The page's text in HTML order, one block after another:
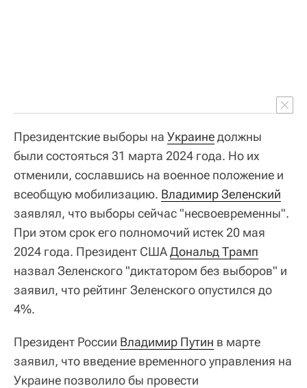
Президентские выборы на Украинедолжны
были состояться 31 марта 2024 года. Но их
отменили, сославшись на военное положение и
всеобщую мобилизацию. Владимир Зеленский
заявлял, что выборы сейчас "несвоевременны".
При этом срок его полномочий истек 20 мая
2024 года. Президент СШАДональд Трамп
назвал Зеленского "диктатором без выборов" и
заявил, что рейтинг Зеленского опустился до
4%.
Президент России Владимир Путин в марте
заявил, что введение временного управления на
Украине позволило бы провести